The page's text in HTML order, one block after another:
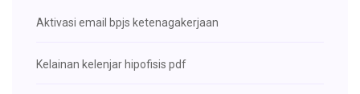
Aktivasi email bpjs ketenagakerjaan
Kelainan kelenjar hipofisis pdf